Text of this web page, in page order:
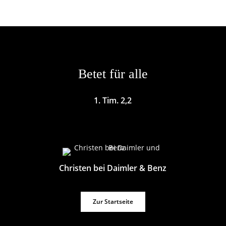
Betet für alle
1. Tim. 2,2
Christen bei Daimler & Benz
Zur Startseite